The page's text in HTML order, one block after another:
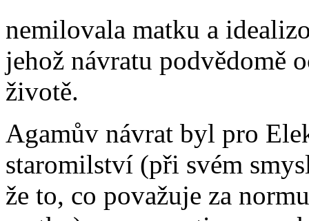
nemilovala matku a
jehož návratu podvědomě
životě.
Agamův návrat byl pro
staromilství (při svém
že to, co považuje za